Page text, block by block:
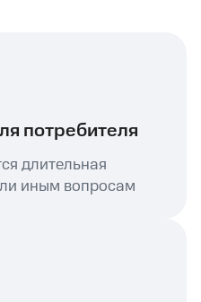
потребителя
длительная
иным вопросам